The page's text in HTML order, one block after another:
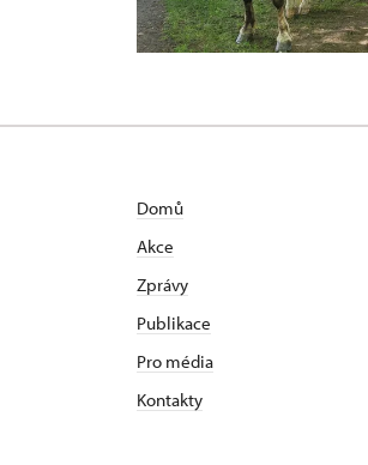
Domů
Akce
Zprávy
Publikace
Pro média
Kontakty